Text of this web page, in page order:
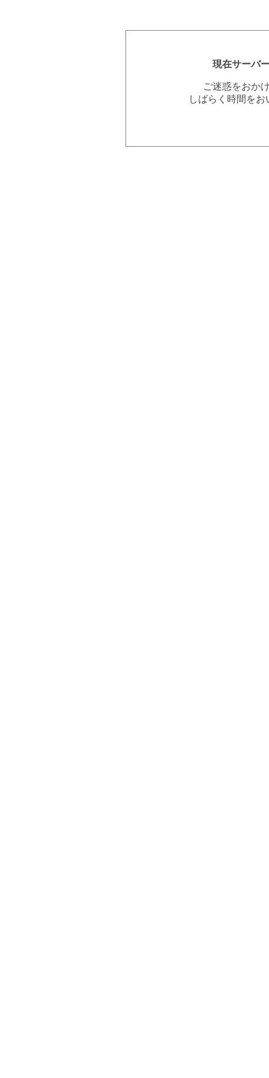
現在サーバ
ご迷惑をおか
しばらく時間を